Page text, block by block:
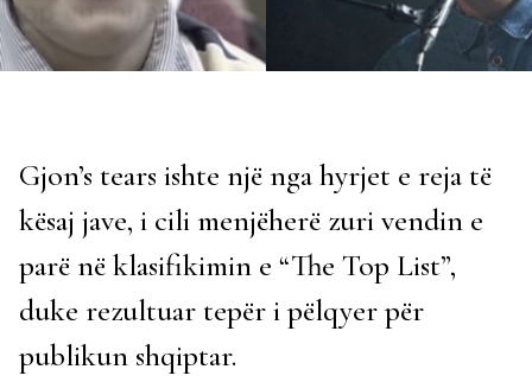
Gjon’s tears ishte një nga hyrjet e reja të
kësaj jave, i cili menjëherë zuri vendin e
parë në klasifikimin e “The Top List”,
duke rezultuar tepër i pëlqyer për
publikun shqiptar.